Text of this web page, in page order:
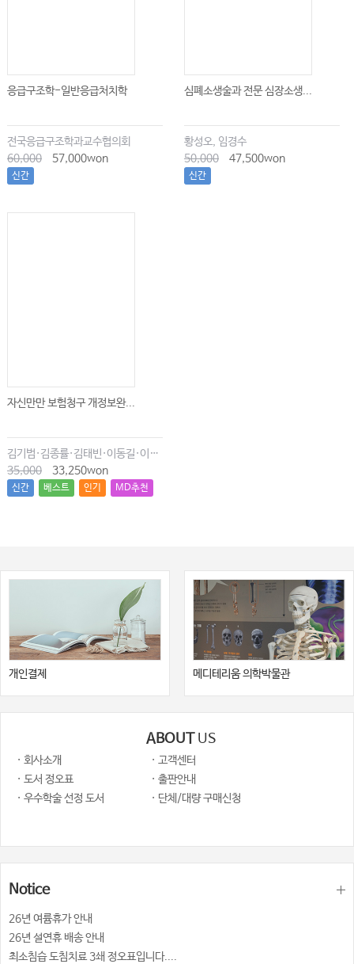
응급구조학-일반응급처치학
전국응급구조학과교수협의회
60,000
57,000won
신간
심폐소생술과 전문 심장소생...
황성오, 임경수
50,000
47,500won
신간
자신만만 보험청구 개정보완...
김기범·김종률·김태빈·이동길·이창현·최윤종
35,000
33,250won
신간 베스트 인기 MD추천
개인결제 메디테리움 의학박물관
ABOUT US
· 회사소개
· 고객센터
· 도서 정오표
· 출판안내
· 우수학술 선정 도서
· 단체/대량 구매신청
Notice
26년 여륨휴가 안내
26년 설연휴 배송 안내
최소침습 도침치료 3쇄 정오표입니다....